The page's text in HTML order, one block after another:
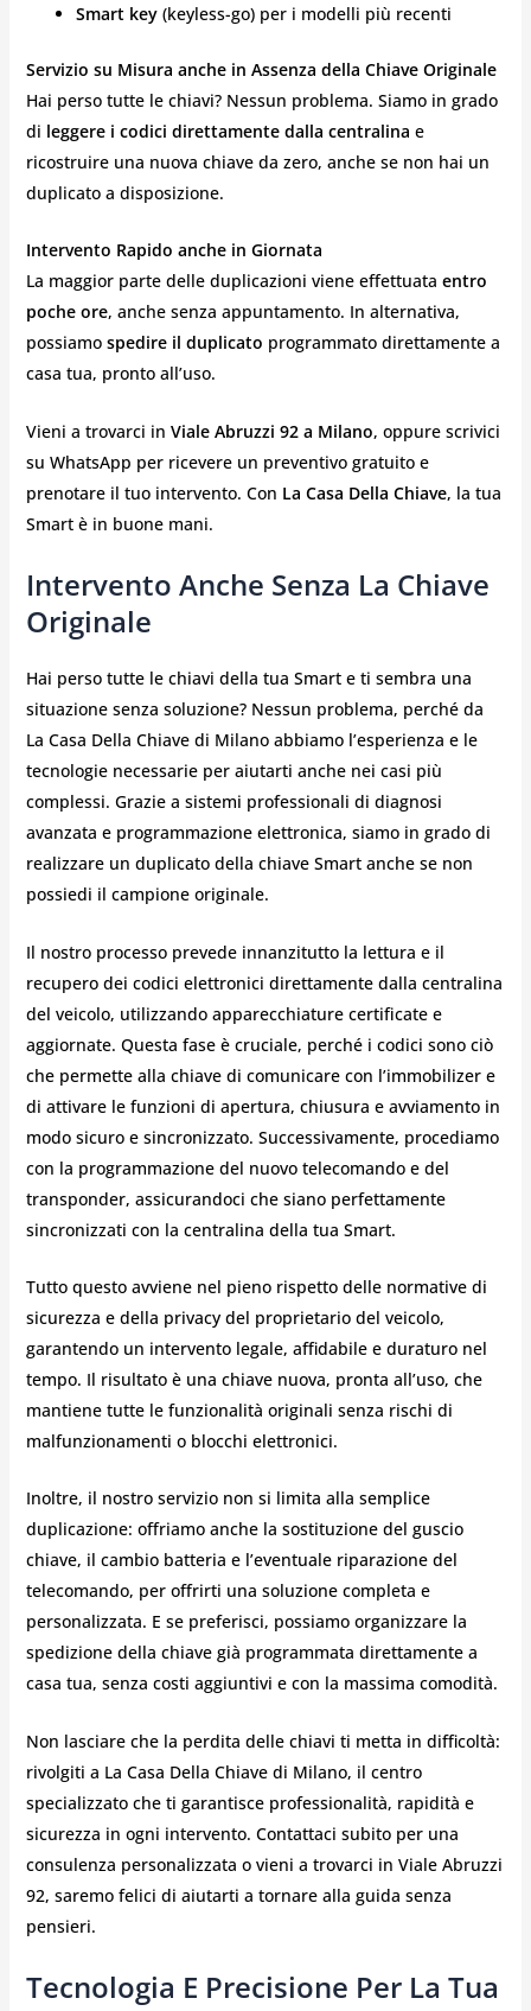
Smart key(keyless-go) per i modelli più recenti
Servizio su Misura anche in Assenza della Chiave Originale
Hai perso tutte le chiavi? Nessun problema. Siamo in grado
di leggere i codici direttamente dalla centralina e
ricostruire una nuova chiave da zero, anche se non hai un
duplicato a disposizione.
Intervento Rapido anche in Giornata
La maggior parte delle duplicazioni viene effettuata entro
poche ore, anche senza appuntamento. In alternativa,
possiamo spedire il duplicato programmato direttamente a
casa tua, pronto all’uso.
Vieni a trovarci in Viale Abruzzi 92 a Milano, oppure scrivici
su WhatsApp per ricevere un preventivo gratuito e
prenotare il tuo intervento. Con La Casa Della Chiave, la tua
Smart è in buone mani.
Intervento Anche Senza La Chiave
Originale
Hai perso tutte le chiavi della tua Smart e ti sembra una
situazione senza soluzione? Nessun problema, perché da
La Casa Della Chiave di Milano abbiamo l’esperienza e le
tecnologie necessarie per aiutarti anche nei casi più
complessi. Grazie a sistemi professionali di diagnosi
avanzata e programmazione elettronica, siamo in grado di
realizzare un duplicato della chiave Smart anche se non
possiedi il campione originale.
Il nostro processo prevede innanzitutto la lettura e il
recupero dei codici elettronici direttamente dalla centralina
del veicolo, utilizzando apparecchiature certificate e
aggiornate. Questa fase è cruciale, perché i codici sono ciò
che permette alla chiave di comunicare con l’immobilizer e
di attivare le funzioni di apertura, chiusura e avviamento in
modo sicuro e sincronizzato. Successivamente, procediamo
con la programmazione del nuovo telecomando e del
transponder, assicurandoci che siano perfettamente
sincronizzati con la centralina della tua Smart.
Tutto questo avviene nel pieno rispetto delle normative di
sicurezza e della privacy del proprietario del veicolo,
garantendo un intervento legale, affidabile e duraturo nel
tempo. Il risultato è una chiave nuova, pronta all’uso, che
mantiene tutte le funzionalità originali senza rischi di
malfunzionamenti o blocchi elettronici.
Inoltre, il nostro servizio non si limita alla semplice
duplicazione: offriamo anche la sostituzione del guscio
chiave, il cambio batteria e l’eventuale riparazione del
telecomando, per offrirti una soluzione completa e
personalizzata. E se preferisci, possiamo organizzare la
spedizione della chiave già programmata direttamente a
casa tua, senza costi aggiuntivi e con la massima comodità.
Non lasciare che la perdita delle chiavi ti metta in difficoltà:
rivolgiti a La Casa Della Chiave di Milano, il centro
specializzato che ti garantisce professionalità, rapidità e
sicurezza in ogni intervento. Contattaci subito per una
consulenza personalizzata o vieni a trovarci in Viale Abruzzi
92, saremo felici di aiutarti a tornare alla guida senza
pensieri.
Tecnologia E Precisione Per La Tua